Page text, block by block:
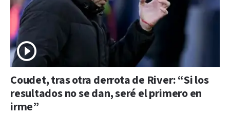
Coudet, tras otra derrota de River: “Si los
resultados no se dan, seré el primero en
irme”